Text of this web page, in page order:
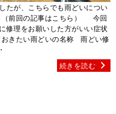
たが、こちらでも雨どいについ
（前回の記事はこちら） 今回
修理をお願いした方がいい症状
きたい雨どいの名称 雨どい修
続きを読む